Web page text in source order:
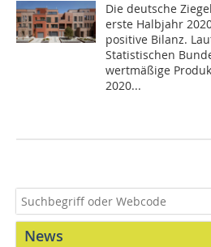
Die deutsche
erste Halbjahr
positive Bilanz.
Statistischen
wertmäßige
2020...
News